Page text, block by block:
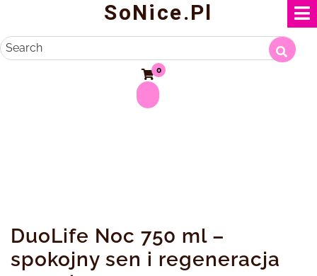
content
SoNice.pl
Search
0
DuoLife Noc 750 ml –
spokojny sen i regeneracja